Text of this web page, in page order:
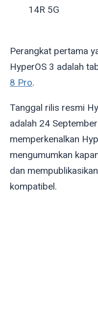
14R 5G
Perangkat pertama
HyperOS 3 adalah
8 Pro.
Tanggal rilis resmi
adalah 24
memperkenalkan
mengumumkan
dan
kompatibel.